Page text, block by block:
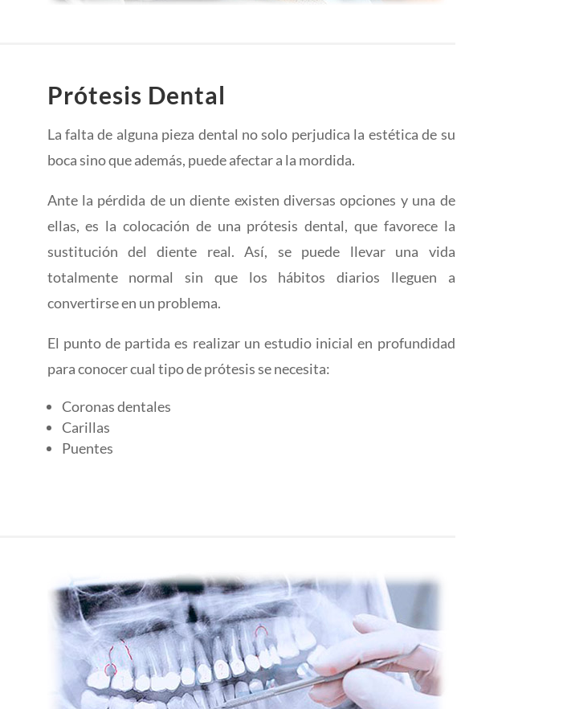
Prótesis Dental
La falta de alguna pieza dental no solo perjudica la estética de su
boca sino que además, puede afectar a la mordida.
Ante la pérdida de un diente existen diversas opciones y una de
ellas, es la colocación de una prótesis dental, que favorece la
sustitución del diente real. Así, se puede llevar una vida
totalmente normal sin que los hábitos diarios lleguen a
convertirse en un problema.
El punto de partida es realizar un estudio inicial en profundidad
para conocer cual tipo de prótesis se necesita:
Coronas dentales
Carillas
Puentes